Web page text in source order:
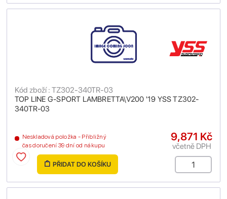
TOP LINE G-SPORT LAMBRETTA\V200 '19 YSS TZ302-
340TR-03
Kód zboží : TZ302-340TR-03
Neskladová položka - Přibližný
čas doručení 39 dní od nákupu
9,871 Kč
včetně DPH
PŘIDAT DO KOŠÍKU